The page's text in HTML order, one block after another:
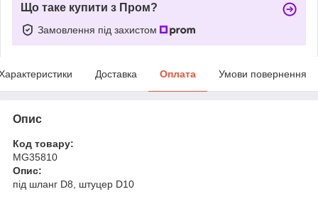
Що таке купити з Пром?
Замовлення під захистом
Доставка Оплата Умови повернення
Опис
Код товару:
MG35810
Опис:
під шланг D8, штуцер D10